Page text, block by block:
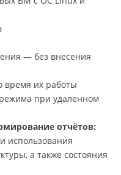
— без внесения
их работы
при удаленном
отчётов:
использования
а также состояния